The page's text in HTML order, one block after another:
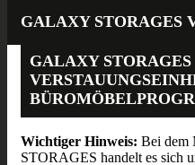
GALAXY STORAGES
GALAXY STORAGES
Wichtiger Hinweis: Bei dem
STORAGES handelt es sich